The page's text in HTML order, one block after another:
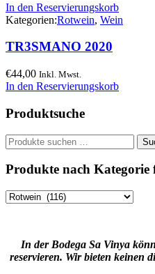
In den Reservierungskorb
Kategorien:Rotwein, Wein
TR3SMANO 2020
€44,00 Inkl. Mwst.
In den Reservierungskorb
Produktsuche
Suchen
nach:
Produkte nach Kategorie
In der Bodega Sa Vinya
reservieren. Wir bieten keinen